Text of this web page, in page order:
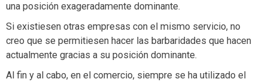
una posición exageradamente dominante.
Si existiesen otras empresas con el mismo servicio, no
creo que se permitiesen hacer las barbaridades que hacen
actualmente gracias a su posición dominante.
Al fin y al cabo, en el comercio, siempre se ha utilizado el